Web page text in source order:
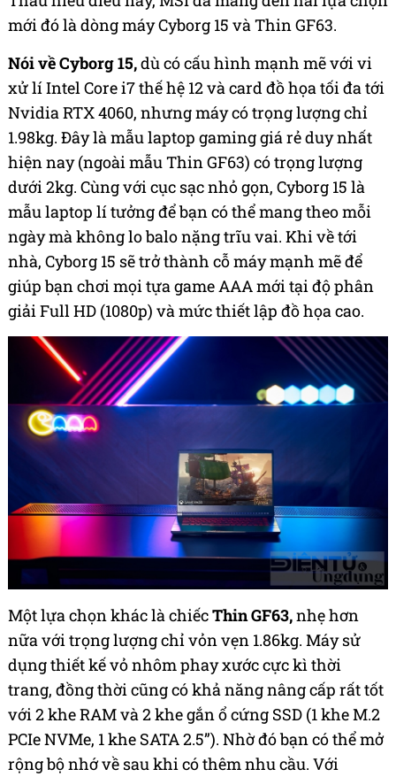
mới đó là dòng máy Cyborg 15 và Thin GF63.
Nói về Cyborg 15,dù có cấu hình mạnh mẽ với vi
xử lí Intel Core i7 thế hệ 12 và card đồ họa tối đa tới
Nvidia RTX 4060, nhưng máy cótrọng lượng chỉ
1.98kg. Đây là mẫu laptop gaming giá rẻ duy nhất
hiện nay (ngoài mẫu Thin GF63) có trọng lượng
dưới 2kg. Cùng với cục sạc nhỏ gọn, Cyborg 15 là
mẫu laptop lí tưởng để bạn có thể mang theo mỗi
ngày mà không lo balo nặng trĩu vai. Khi về tới
nhà, Cyborg 15 sẽ trở thành cỗ máy mạnh mẽ để
giúp bạn chơi mọi tựa game AAA mới tại độ phân
giải Full HD (1080p) và mức thiết lập đồ họa cao.
Một lựa chọn khác là chiếcThin GF63,nhẹ hơn
nữa với trọng lượng chỉ vỏn vẹn 1.86kg. Máy sử
dụng thiết kế vỏ nhôm phay xước cực kì thời
trang, đồng thời cũng có khả năng nâng cấp rất tốt
với 2 khe RAM và 2 khe gắn ổ cứng SSD (1 khe M.2
PCIe NVMe, 1 khe SATA 2.5”). Nhờ đó bạn có thể mở
rộng bộ nhớ về sau khi có thêm nhu cầu. Với